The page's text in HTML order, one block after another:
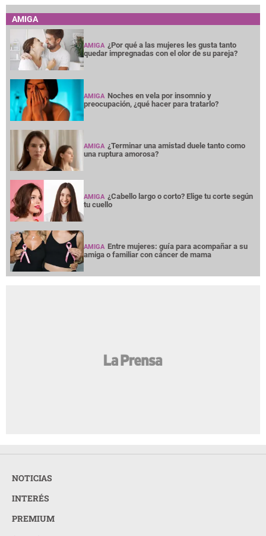
AMIGA
AMIGA ¿Por qué a las mujeres les gusta tanto
quedar impregnadas con el olor de su pareja?
AMIGA Noches en vela por insomnio y
preocupación, ¿qué hacer para tratarlo?
AMIGA ¿Terminar una amistad duele tanto como
una ruptura amorosa?
AMIGA ¿Cabello largo o corto? Elige tu corte según
tu cuello
AMIGA Entre mujeres: guía para acompañar a su
amiga o familiar con cáncer de mama
NOTICIAS
INTERÉS
PREMIUM